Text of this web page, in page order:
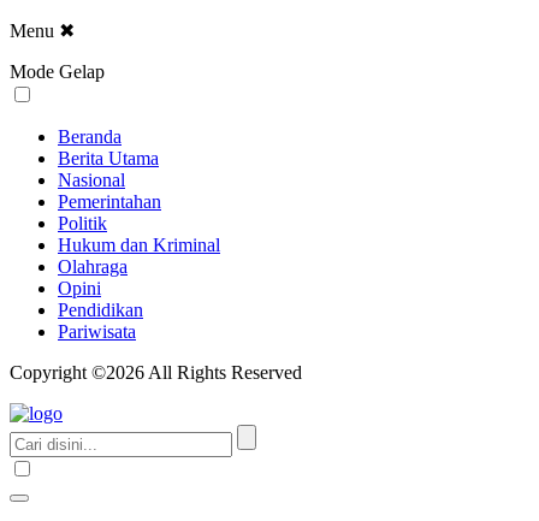
Menu ✖
Mode Gelap
Beranda
Berita Utama
Nasional
Pemerintahan
Politik
Hukum dan Kriminal
Olahraga
Opini
Pendidikan
Pariwisata
Copyright ©2026 All Rights Reserved